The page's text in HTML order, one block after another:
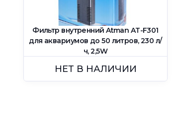
Фильтр внутренний Atman AT-F301
для аквариумов до 50 литров, 230 л/
ч, 2,5W
НЕТ В НАЛИЧИИ